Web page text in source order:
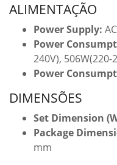
ALIMENTAÇÃO
Power Supply:
Power
240V), 506W(220-
Power
DIMENSÕES
Set Dimension
Package
mm